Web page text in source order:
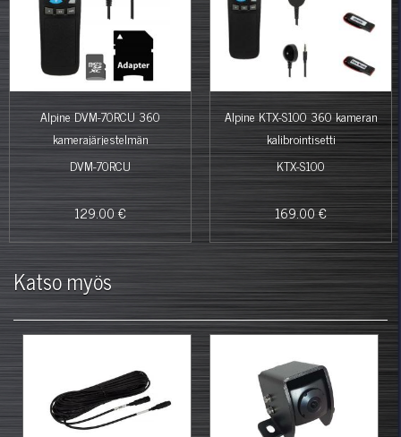
Alpine DVM-70RCU 360
kamerajärjestelmän
muistikortti
DVM-70RCU
129.00 €
Alpine KTX-S100 360 kameran
kalibrointisetti
KTX-S100
169.00 €
Katso myös